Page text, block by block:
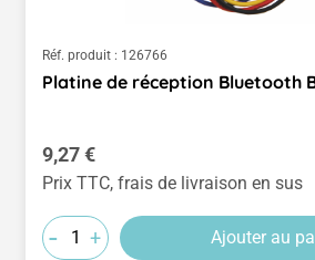
Réf. produit : 126766
Platine de réception Bluetooth
Prix régulier :
9,27 €
Prix TTC, frais de livraison en sus
- + Ajouter au